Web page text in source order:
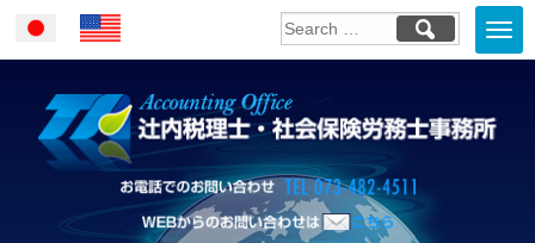
JapaneseEnglish
お電話でのお